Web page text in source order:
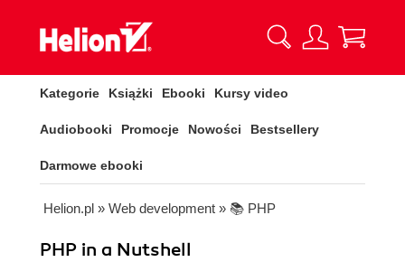
Kategorie Książki Ebooki Kursy video
Audiobooki Promocje Nowości Bestsellery
Darmowe ebooki
Helion.pl » Web development » 📚 PHP
PHP in a Nutshell